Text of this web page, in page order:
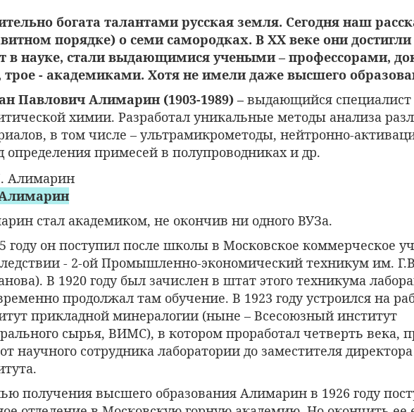
богата талантами русская земля. Сегодня наш
порядке) о семи самородках. В XX веке они
в науке, стали выдающимися учеными – профессорами,
трое - академиками. Хотя не имели даже высшего
Павлович Алимарин (1903-1989) – выдающийся специалист
химии. Разработал уникальные методы анализа
в том числе – ультрамикрометоды, нейтронно-
определения примесей в полупроводниках и др.
стал академиком, не окончив ни одного ВУЗа.
году он поступил после школы в Московское коммерческое
- 2-ой Промышленно-экономический техникум им.
В 1920 году был зачислен в штат этого техникума
продолжал там обучение. В 1923 году устроился на
прикладной минералогии (ныне – Всесоюзный институт
сырья, ВИМС), в котором проработал четверть века,
научного сотрудника лаборатории до заместителя директора
получения высшего образования Алимарин в 1926 году